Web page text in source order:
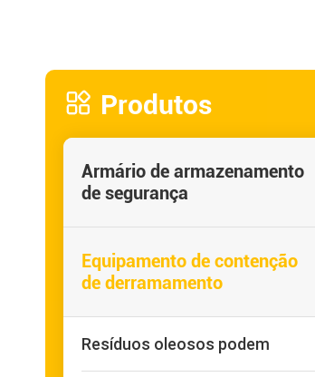
 Produtos
Armário de armazenamento
de segurança
Equipamento de contenção
de derramamento
Resíduos oleosos podem